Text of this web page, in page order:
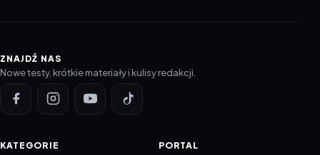
ZNAJDŹ NAS
Nowe testy, krótkie materiały i kulisy redakcji.
KATEGORIE PORTAL